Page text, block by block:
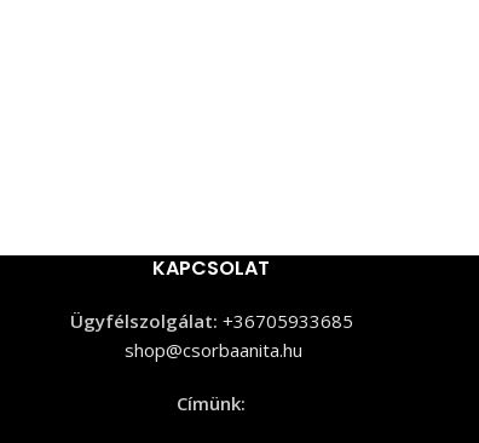
KAPCSOLAT
Ügyfélszolgálat: +36705933685
shop@csorbaanita.hu
Címünk: